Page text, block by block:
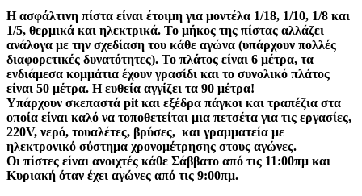
Η ασφάλτινη πίστα είναι έτοιμη για μοντέλα 1/18, 1/10, 1/8 και
1/5, θερμικά και ηλεκτρικά. Το μήκος της πίστας αλλάζει
ανάλογα με την σχεδίαση του κάθε αγώνα (υπάρχουν πολλές
διαφορετικές δυνατότητες). Το πλάτος είναι 6 μέτρα, τα
ενδιάμεσα κομμάτια έχουν γρασίδι και το συνολικό πλάτος
είναι 50 μέτρα. Η ευθεία αγγίζει τα 90 μέτρα!
Υπάρχουν σκεπαστά pit και εξέδρα πάγκοι και τραπέζια στα
οποία είναι καλό να τοποθετείται μια πετσέτα για τις εργασίες,
220V, νερό, τουαλέτες, βρύσες, και γραμματεία με
ηλεκτρονικό σύστημα χρονομέτρησης στους αγώνες.
Οι πίστες είναι ανοιχτές κάθε Σάββατο από τις 11:00πμ και
Κυριακή όταν έχει αγώνες από τις 9:00πμ.